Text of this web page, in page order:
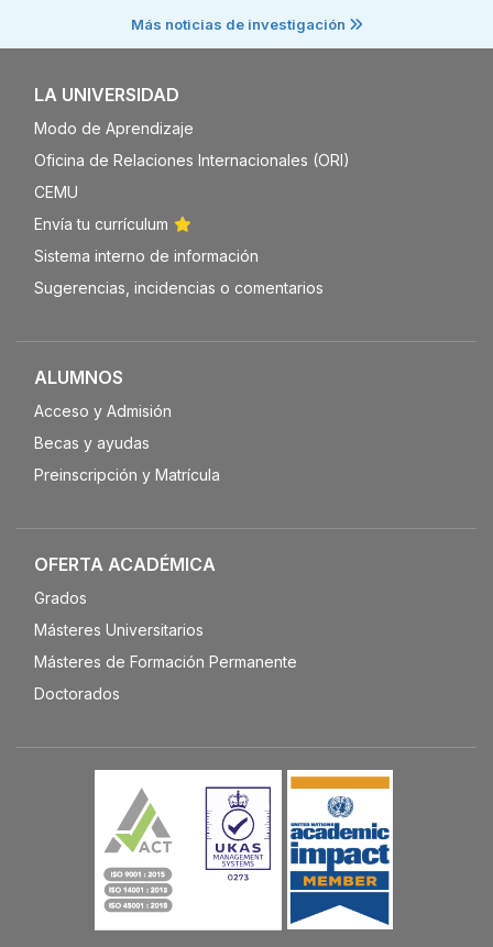
Más noticias de investigación
LA UNIVERSIDAD
Modo de Aprendizaje
Oficina de Relaciones Internacionales (ORI)
CEMU
Envía tu currículum
Sistema interno de información
Sugerencias, incidencias o comentarios
ALUMNOS
Acceso y Admisión
Becas y ayudas
Preinscripción y Matrícula
OFERTA ACADÉMICA
Grados
Másteres Universitarios
Másteres de Formación Permanente
Doctorados